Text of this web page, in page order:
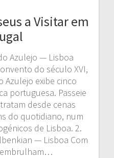
a Visitar em
Azulejo — Lisboa
do século XVI,
Azulejo exibe cinco
portuguesa. Passeie
desde cenas
do quotidiano, num
de Lisboa. 2.
— Lisboa Com